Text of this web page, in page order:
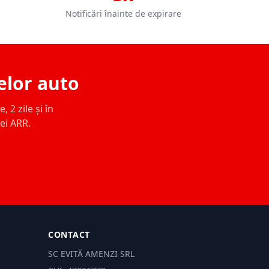
Notificări înainte de expirare
auto
2 zile și în
ARR.
CONTACT
SC EVITĂ AMENZI SRL